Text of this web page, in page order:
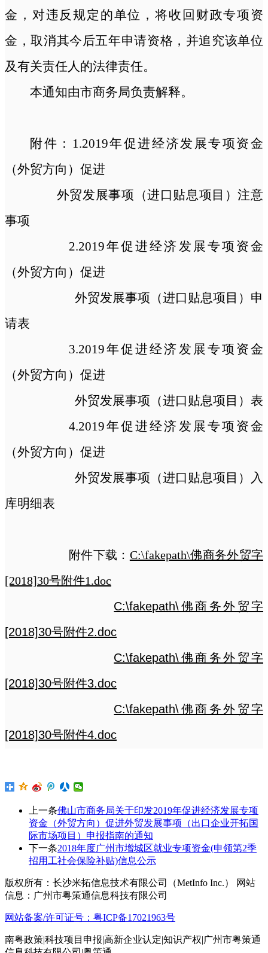
金，对违反规定的单位，将收回财政专项资
金，取消其今后五年申请资格，并追究该单位
及有关责任人的法律责任。
本通知由市商务局负责解释。
附件： 1.2019年促进经济发展专项资金
（外贸方向）促进
外贸发展事项（进口贴息项目）注意
事项
2.2019年促进经济发展专项资金
（外贸方向）促进
外贸发展事项（进口贴息项目）申
请表
3.2019年促进经济发展专项资金
（外贸方向）促进
外贸发展事项（进口贴息项目）表
4.2019年促进经济发展专项资金
（外贸方向）促进
外贸发展事项（进口贴息项目）入
库明细表
附件下载： C:\fakepath\佛商务外贸字
[2018]30号附件1.doc
C:\fakepath\佛商务外贸字
[2018]30号附件2.doc
C:\fakepath\佛商务外贸字
[2018]30号附件3.doc
C:\fakepath\佛商务外贸字
[2018]30号附件4.doc
上一条佛山市商务局关于印发2019年促进经济发展专项
资金（外贸方向）促进外贸发展事项（出口企业开拓国
际市场项目）申报指南的通知
下一条2018年度广州市增城区就业专项资金(申领第2季
招用工社会保险补贴)信息公示
版权所有：长沙米拓信息技术有限公司（MetInfo Inc.） 网站
信息：广州市粤策通信息科技有限公司
网站备案/许可证号：粤ICP备17021963号
南粤政策|科技项目申报|高新企业认定|知识产权|广州市粤策通